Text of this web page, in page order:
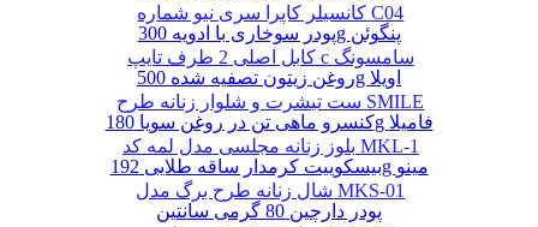
کانسیلر کاپرا سری نیو شماره C04
کابل اصلی 2 طرف تایپ c سامسونگ
ست تیشرت و شلوار زنانه طرح SMILE
بلوز زنانه مجلسی مدل لمه کد MKL-1
شال زنانه طرح برگ مدل MKS-01
پودر سوخاری با ادویه 300g پنگوئن
روغن زیتون تصفیه شده 500g اویلا
کنسرو ماهی تن در روغن سویا 180g فامیلا
بیسکوییت کرمدار ساقه طلایی 192g مینو
پودر دارچین 80 گرمی سانتین